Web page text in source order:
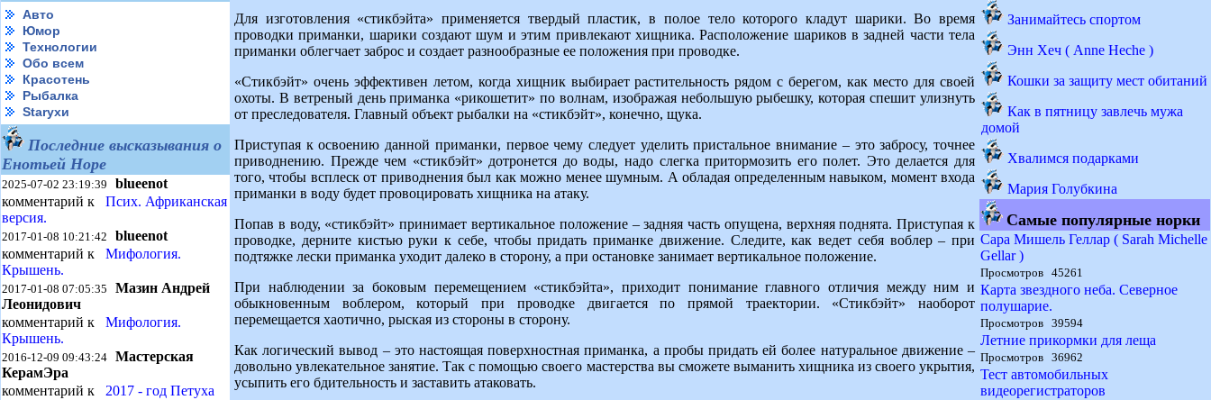
Авто
Юмор
Технологии
Обо всем
Красотень
Рыбалка
Starухи
Последние высказывания о
Енотьей Норе
2025-07-02 23:19:39 blueenot
комментарий к Псих. Африканская
версия.
2017-01-08 10:21:42 blueenot
комментарий к Мифология.
Крышень.
2017-01-08 07:05:35 Мазин Андрей
Леонидович
комментарий к Мифология.
Крышень.
2016-12-09 09:43:24 Мастерская
КерамЭра
комментарий к 2017 - год Петуха
Для изготовления «стикбэйта» применяется твердый пластик, в полое тело которого кладут шарики. Во время
проводки приманки, шарики создают шум и этим привлекают хищника. Расположение шариков в задней части тела
приманки облегчает заброс и создает разнообразные ее положения при проводке.
«Стикбэйт» очень эффективен летом, когда хищник выбирает растительность рядом с берегом, как место для своей
охоты. В ветреный день приманка «рикошетит» по волнам, изображая небольшую рыбешку, которая спешит улизнуть
от преследователя. Главный объект рыбалки на «стикбэйт», конечно, щука.
Приступая к освоению данной приманки, первое чему следует уделить пристальное внимание – это забросу, точнее
приводнению. Прежде чем «стикбэйт» дотронется до воды, надо слегка притормозить его полет. Это делается для
того, чтобы всплеск от приводнения был как можно менее шумным. А обладая определенным навыком, момент входа
приманки в воду будет провоцировать хищника на атаку.
Попав в воду, «стикбэйт» принимает вертикальное положение – задняя часть опущена, верхняя поднята. Приступая к
проводке, дерните кистью руки к себе, чтобы придать приманке движение. Следите, как ведет себя воблер – при
подтяжке лески приманка уходит далеко в сторону, а при остановке занимает вертикальное положение.
При наблюдении за боковым перемещением «стикбэйта», приходит понимание главного отличия между ним и
обыкновенным воблером, который при проводке двигается по прямой траектории. «Стикбэйт» наоборот
перемещается хаотично, рыская из стороны в сторону.
Как логический вывод – это настоящая поверхностная приманка, а пробы придать ей более натуральное движение –
довольно увлекательное занятие. Так с помощью своего мастерства вы сможете выманить хищника из своего укрытия,
усыпить его бдительность и заставить атаковать.
Занимайтесь спортом
Энн Хеч ( Anne Heche )
Кошки за защиту мест обитаний
Как в пятницу завлечь мужа
домой
Хвалимся подарками
Мария Голубкина
Самые популярные норки
Сара Мишель Геллар ( Sarah Michelle
Gellar )
Просмотров 45261
Карта звездного неба. Северное
полушарие.
Просмотров 39594
Летние прикормки для леща
Просмотров 36962
Тест автомобильных
видеорегистраторов